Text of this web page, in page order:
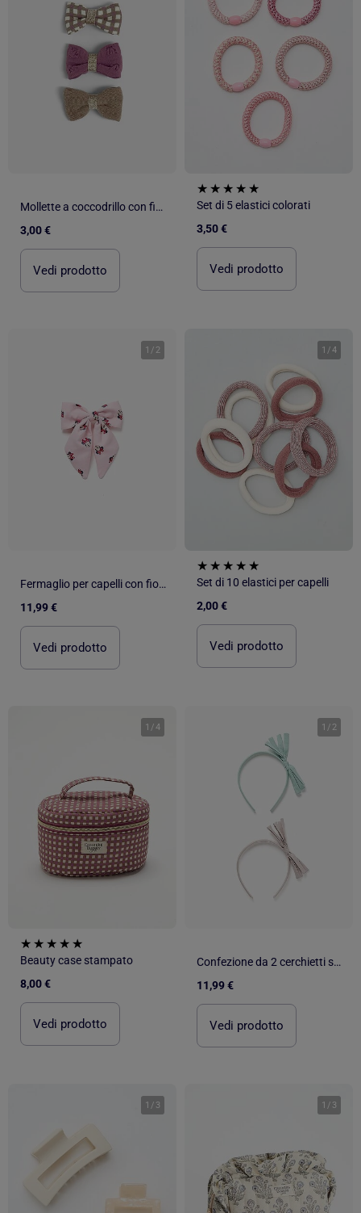
Mollette a coccodrillo con fiocco
3,00 €
Vedi prodotto
Set di 5 elastici colorati
3,50 €
Vedi prodotto
1 / 2
Fermaglio per capelli con fiocco e motivo minnie
11,99 €
Vedi prodotto
1 /4
Set di 10 elastici per capelli
2,00 €
Vedi prodotto
1 /4
Beauty case stampato
8,00 €
Vedi prodotto
1 / 2
Confezione da 2 cerchietti sottili con fiocchi
11,99 €
Vedi prodotto
1 / 3 1 / 3